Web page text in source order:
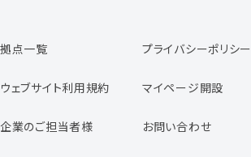
スタッフの声
専任コンサルタントの声
福利厚生のご案内
拠点一覧 プライバシーポリシー
ウェブサイト利用規約 マイページ開設
企業のご担当者様 お問い合わせ